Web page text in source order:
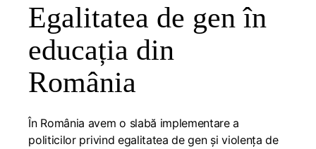
Egalitatea de gen în
educația din
România
În România avem o slabă implementare a
politicilor privind egalitatea de gen și violența de